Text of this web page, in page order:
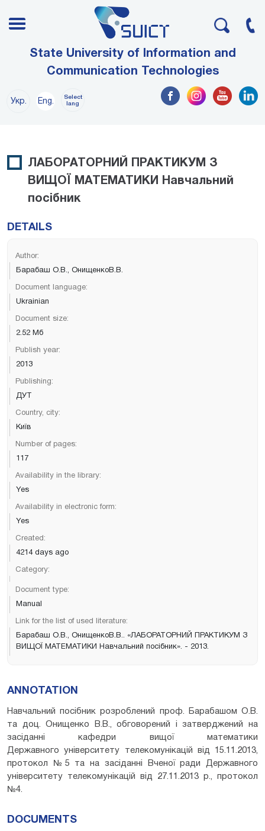
State University of Information and
Communication Technologies
Укр. Eng.
Select
lang
ЛАБОРАТОРНИЙ ПРАКТИКУМ З
ВИЩОЇ МАТЕМАТИКИ Навчальний
посібник
DETAILS
Author:
Барабаш О.В., ОнищенкоВ.В.
Document language:
Ukrainian
Document size:
2.52 Мб
Publish year:
2013
Publishing:
ДУТ
Country, city:
Київ
Number of pages:
117
Availability in the library:
Yes
Availability in electronic form:
Yes
Created:
4214 days ago
Category:
Document type:
Manual
Link for the list of used literature:
Барабаш О.В., ОнищенкоВ.В.. «ЛАБОРАТОРНИЙ ПРАКТИКУМ З
ВИЩОЇ МАТЕМАТИКИ Навчальний посібник». - 2013.
ANNOTATION
Навчальний посібник розроблений проф. Барабашом О.В.
та доц. Онищенко В.В., обговорений і затверджений на
засіданні кафедри вищої математики
Державного університету телекомунікацій від 15.11.2013,
протокол №5 та на засіданні Вченої ради Державного
університету телекомунікацій від 27.11.2013 р., протокол
№4.
DOCUMENTS